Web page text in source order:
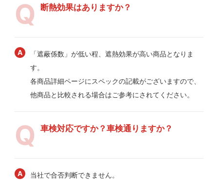
断熱効果はありますか？
「遮蔽係数」が低い程、遮熱効果が高い商品となりま
す。
各商品詳細ページにスペックの記載がございますので、
他商品と比較される場合はご参考にされてください。
車検対応ですか？車検通りますか？
当社で合否判断できません。